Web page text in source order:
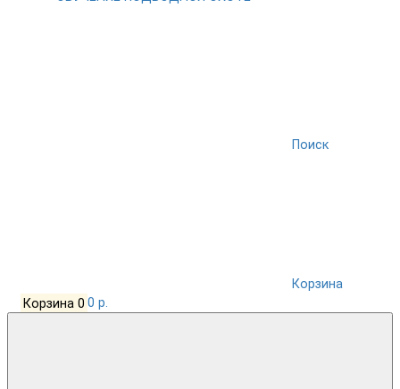
Поиск
Корзина
Корзина 0 0 р.